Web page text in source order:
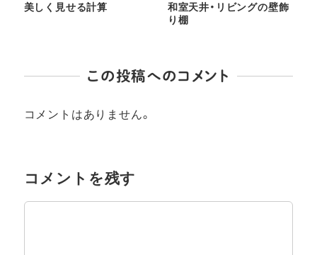
美しく見せる計算
和室天井・リビングの壁飾
り棚
この投稿へのコメント
コメントはありません。
コメントを残す